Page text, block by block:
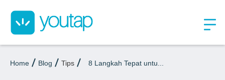
Home Blog Tips 8 Langkah Tepat untu...